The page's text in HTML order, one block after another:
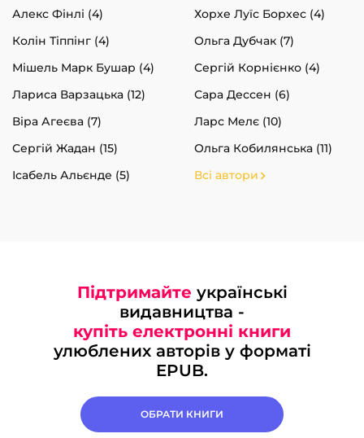
Алекс Фінлі (4)
Хорхе Луїс Борхес (4)
Колін Тіппінг (4)
Ольга Дубчак (7)
Мішель Марк Бушар (4)
Сергій Корнієнко (4)
Лариса Варзацька (12)
Сара Дессен (6)
Віра Агеєва (7)
Ларс Мелє (10)
Сергій Жадан (15)
Ольга Кобилянська (11)
Ісабель Альєнде (5)
Всі автори
Підтримайте українські
видавництва -
купіть електронні книги
улюблених авторів у форматі
EPUB.
ОБРАТИ КНИГИ